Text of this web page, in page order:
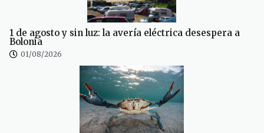
1 de agosto y sin luz: la avería eléctrica desespera a
Bolonia
01/08/2026